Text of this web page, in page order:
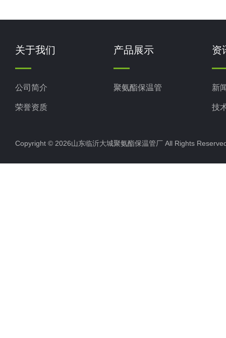
关于我们
公司简介
荣誉资质
产品展示
聚氨酯保温管
资
新
技
Copyright © 2026山东临沂大城聚氨酯保温管厂 All Rights